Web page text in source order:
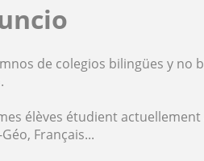
de colegios bilingües y no
élèves étudient
Français...